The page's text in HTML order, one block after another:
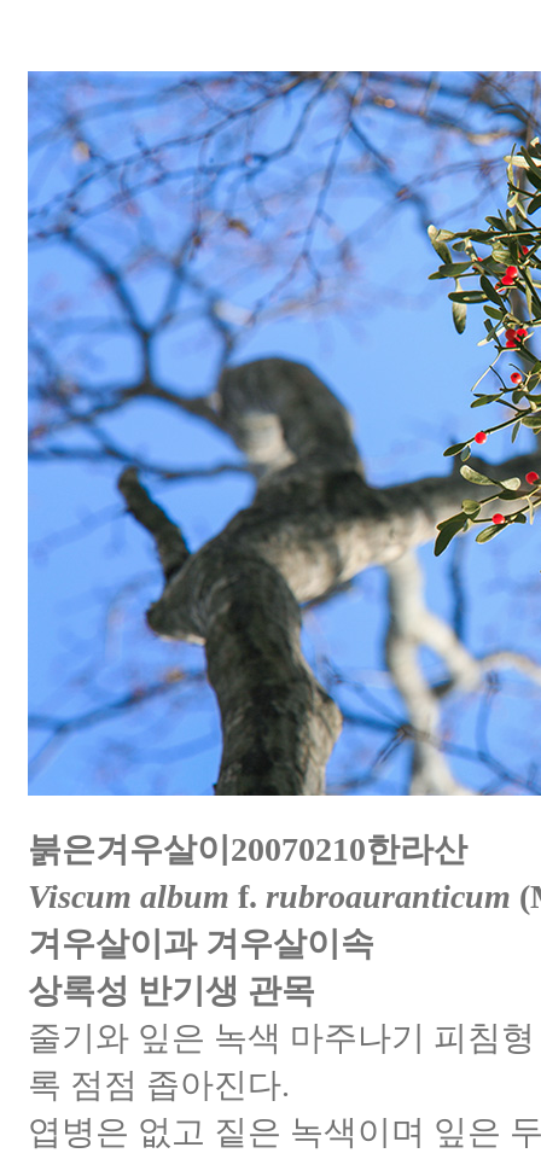
붉은겨우살이20070210한라산
Viscum album f. rubroauranticum
겨우살이과 겨우살이속
상록성 반기생 관목
줄기와 잎은 녹색 마주나기 피침
록 점점 좁아진다.
엽병은 없고 짙은 녹색이며 잎은